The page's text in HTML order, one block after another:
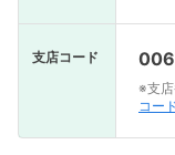
支店コード 006
※支
コー